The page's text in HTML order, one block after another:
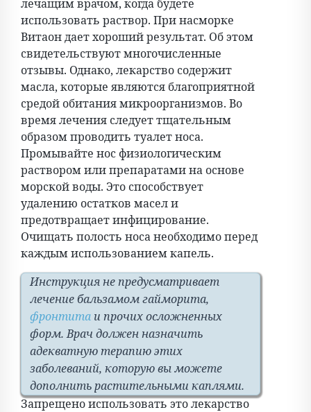
лечащим врачом, когда будете
использовать раствор. При насморке
Витаон дает хороший результат. Об этом
свидетельствуют многочисленные
отзывы. Однако, лекарство содержит
масла, которые являются благоприятной
средой обитания микроорганизмов. Во
время лечения следует тщательным
образом проводить туалет носа.
Промывайте нос физиологическим
раствором или препаратами на основе
морской воды. Это способствует
удалению остатков масел и
предотвращает инфицирование.
Очищать полость носа необходимо перед
каждым использованием капель.
Инструкция не предусматривает
лечение бальзамом гайморита,
фронтита и прочих осложненных
форм. Врач должен назначить
адекватную терапию этих
заболеваний, которую вы можете
дополнить растительными каплями.
Запрещено использовать это лекарство